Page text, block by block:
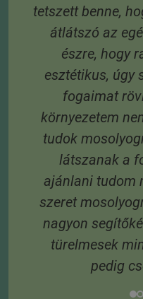
tetszett benne,
átlátszó az
észre, hogy
esztétikus, úgy
fogaimat
környezetem
tudok
látszanak a
ajánlani tudom
szeret
nagyon
türelmesek
pedig